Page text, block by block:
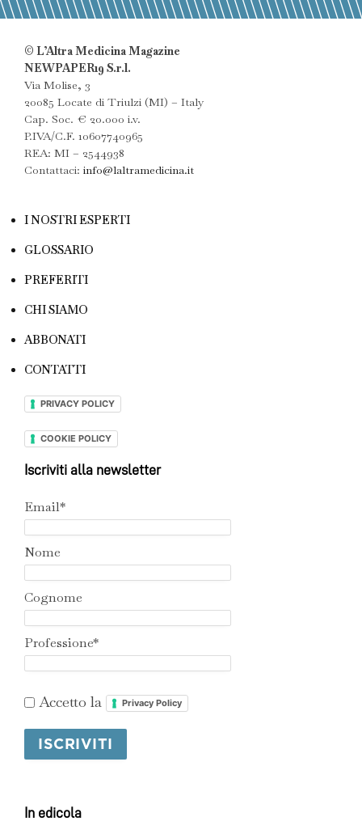
© L’Altra Medicina Magazine
NEWPAPER19 S.r.l.
Via Molise, 3
20085 Locate di Triulzi (MI) – Italy
Cap. Soc. € 20.000 i.v.
P.IVA/C.F. 10607740965
REA: MI – 2544938
Contattaci: info@laltramedicina.it
I NOSTRI ESPERTI
GLOSSARIO
PREFERITI
CHI SIAMO
ABBONATI
CONTATTI
PRIVACY POLICY
COOKIE POLICY
Iscriviti alla newsletter
Email*
Nome
Cognome
Professione*
Accetto la Privacy Policy
In edicola